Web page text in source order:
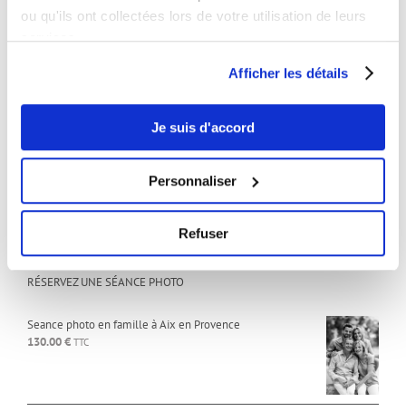
ou qu'ils ont collectées lors de votre utilisation de leurs
services.
Afficher les détails
Je suis d'accord
Personnaliser
Refuser
ARTICLES RÉCENTS
25 février 2025
13 février 2025
16 avril 2021
RÉSERVEZ UNE SÉANCE PHOTO
Seance photo en famille à Aix en Provence
130.00€ TTC